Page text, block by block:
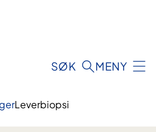
SØK MENY
Leverbiopsi